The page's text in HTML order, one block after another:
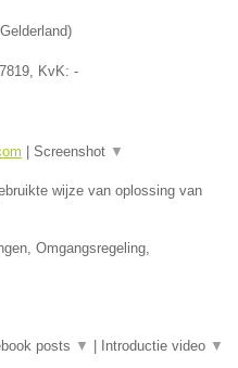
Gelderland)
, KvK: -
Screenshot ▼
wijze van oplossing van
Omgangsregeling,
posts ▼ Introductie video ▼